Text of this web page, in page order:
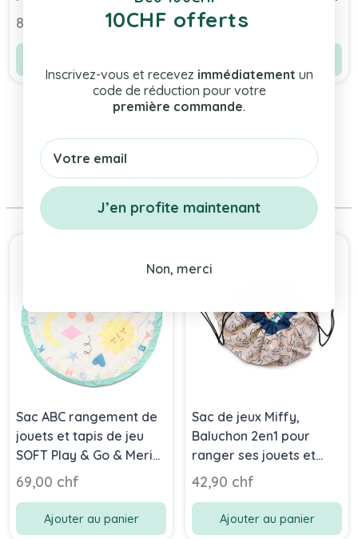
Rose Sea Shell
89,00 chf
Sand Castle, Livraison
89,00 chf
Même Marque
Sac ABC rangement de
jouets et tapis de jeu
SOFT Play & Go & Meri
Meri
69,00 chf
Ajouter au panier
Sac de jeux Miffy,
Baluchon 2en1 pour
ranger ses jouets et
jouer, Idée Cadeau Play
& Go
42,90 chf
Ajouter au panier
10CHF offerts
Inscrivez-vous et recevez immédiatement un
code de réduction pour votre
première commande.
Email
J’en profite maintenant
Non, merci